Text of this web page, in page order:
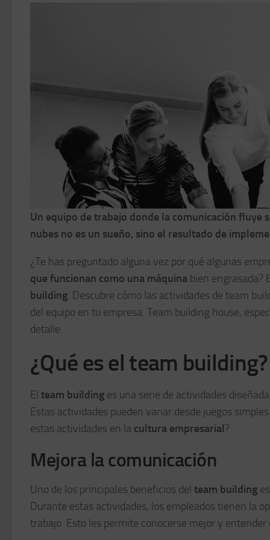
Un equipo de trabajo donde la comunicación
nubes no es un sueño, sino el resultado de
¿Te has preguntado alguna vez por qué algunas
que funcionan como una máquina bien engrasada?
building. Descubre cómo las actividades de team
del equipo en tu empresa. Team building house,
detalle.
¿Qué es el team building?
El team building es una serie de actividades
Estas actividades pueden variar desde juegos
estas actividades en la cultura empresarial?
Mejora la comunicación
Uno de los principales beneficios del team building
Durante estas actividades, los empleados tienen la
trabajo. Esto les permite conocerse mejor y